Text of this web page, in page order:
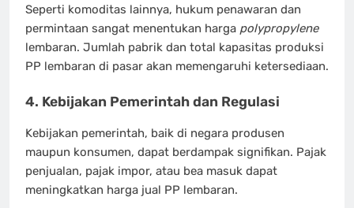
Seperti komoditas lainnya, hukum penawaran dan
permintaan sangat menentukan harga polypropylene
lembaran. Jumlah pabrik dan total kapasitas produksi
PP lembaran di pasar akan memengaruhi ketersediaan.
4. Kebijakan Pemerintah dan Regulasi
Kebijakan pemerintah, baik di negara produsen
maupun konsumen, dapat berdampak signifikan. Pajak
penjualan, pajak impor, atau bea masuk dapat
meningkatkan harga jual PP lembaran.